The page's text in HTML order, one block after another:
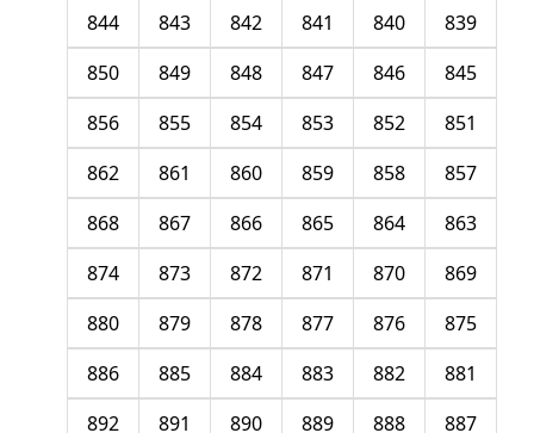
839
840
841
842
843
844
845
846
847
848
849
850
851
852
853
854
855
856
857
858
859
860
861
862
863
864
865
866
867
868
869
870
871
872
873
874
875
876
877
878
879
880
881
882
883
884
885
886
887
888
889
890
891
892